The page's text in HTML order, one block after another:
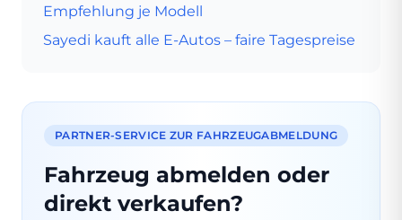
Empfehlung je Modell
Sayedi kauft alle E-Autos – faire Tagespreise
PARTNER-SERVICE ZUR FAHRZEUGABMELDUNG
Fahrzeug abmelden oder
direkt verkaufen?